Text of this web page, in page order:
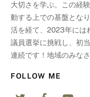
大切さを学ぶ。この経
動する上での基盤とな
活を経て、2023年には
議員選挙に挑戦し、初
連続です！地域のみな
FOLLOW ME